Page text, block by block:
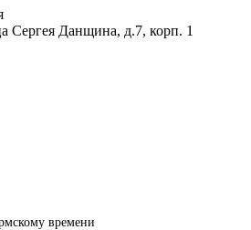
Сергея Данщина, д.7, корп. 1
времени